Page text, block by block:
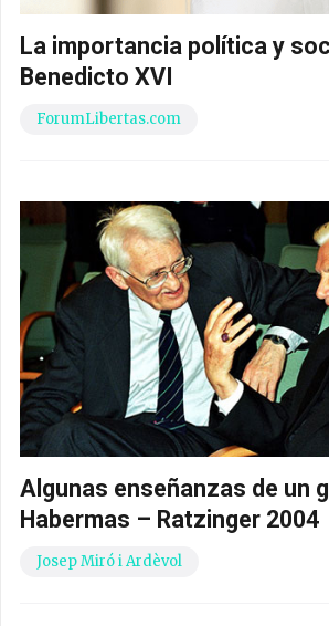
La importancia política y
Benedicto XVI
ForumLibertas.com
Algunas enseñanzas de un
Habermas – Ratzinger 2004
Josep Miró i Ardèvol